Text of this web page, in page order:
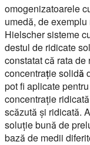
omogenizatoarele
umedă, de
Hielscher sisteme
destul de ridicate
constatat că rata
concentrație solidă
pot fi aplicate
concentrație
scăzută și ridicată.
soluție bună de
bază de medii